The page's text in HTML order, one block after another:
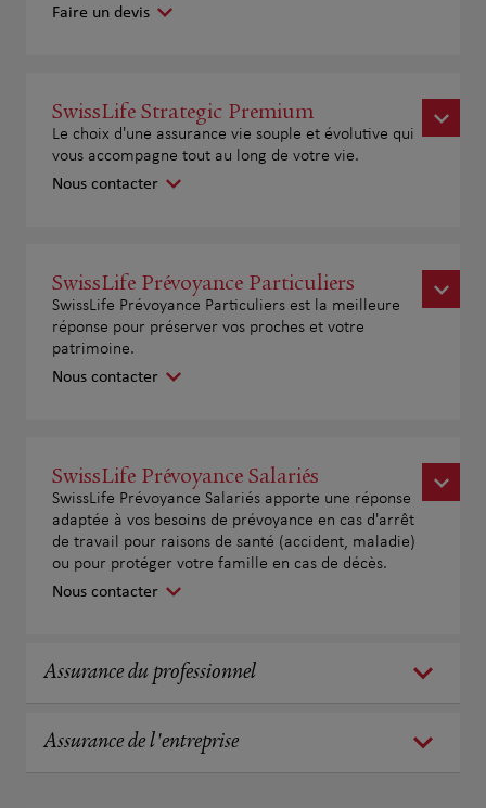
Faire un devis
SwissLife Strategic Premium
Le choix d'une assurance vie souple et évolutive qui
vous accompagne tout au long de votre vie.
Nous contacter
SwissLife Prévoyance Particuliers
SwissLife Prévoyance Particuliers est la meilleure
réponse pour préserver vos proches et votre
patrimoine.
Nous contacter
SwissLife Prévoyance Salariés
SwissLife Prévoyance Salariés apporte une réponse
adaptée à vos besoins de prévoyance en cas d'arrêt
de travail pour raisons de santé (accident, maladie)
ou pour protéger votre famille en cas de décès.
Nous contacter
Assurance du professionnel
Assurance de l'entreprise